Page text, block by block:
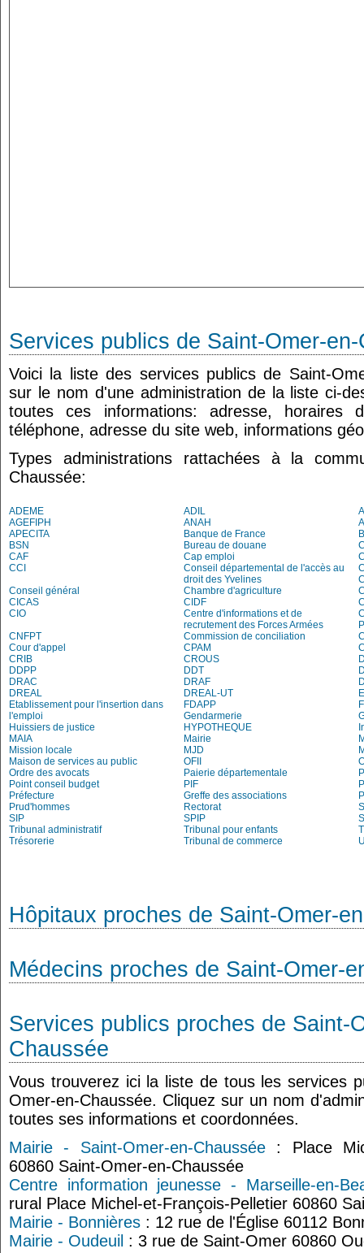
Services publics de Saint-Omer-
Voici la liste des services publics de Saint-
sur le nom d'une administration de la liste ci-
toutes ces informations: adresse, horaires
téléphone, adresse du site web, informations
Types administrations rattachées à la
Chaussée:
ADEME ADIL
AGEFIPH
ANAH
APECITA
Banque de France
BSN
Bureau de douane
CAF
Cap emploi
CCI
Conseil départemental de l'accès au
droit des Yvelines
Conseil général
Chambre d'agriculture
CICAS
CIDF
CIO
Centre d'informations et de
recrutement des Forces Armées
CNFPT
Commission de conciliation
Cour d'appel
CPAM
CRIB
CROUS
DDPP
DDT
DRAC
DRAF
DREAL
DREAL-UT
Etablissement pour l'insertion dans
l'emploi
FDAPP
Gendarmerie
Huissiers de justice
HYPOTHEQUE
MAIA
Mairie
Mission locale
MJD
Maison de services au public
OFII
Ordre des avocats
Paierie départementale
Point conseil budget
PIF
Préfecture
Greffe des associations
Prud'hommes
Rectorat
SIP
SPIP
Tribunal administratif
Tribunal pour enfants
Trésorerie
Tribunal de commerce
Hôpitaux proches de Saint-Omer-
Médecins proches de Saint-Omer-
Services publics proches de Saint-
Chaussée
Vous trouverez ici la liste de tous les services
Omer-en-Chaussée. Cliquez sur un nom
toutes ses informations et coordonnées.
Mairie - Saint-Omer-en-Chaussée: Place
60860 Saint-Omer-en-Chaussée
Centre information jeunesse - Marseille-en-
rural Place Michel-et-François-Pelletier 60860
Mairie - Bonnières : 12 rue de l'Église 60112
Mairie - Oudeuil : 3 rue de Saint-Omer 60860